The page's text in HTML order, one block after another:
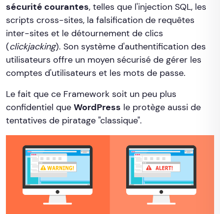
sécurité courantes, telles que l'injection SQL, les
scripts cross-sites, la falsification de requêtes
inter-sites et le détournement de clics
(clickjacking). Son système d'authentification des
utilisateurs offre un moyen sécurisé de gérer les
comptes d'utilisateurs et les mots de passe.
Le fait que ce Framework soit un peu plus
confidentiel que WordPress le protège aussi de
tentatives de piratage "classique".